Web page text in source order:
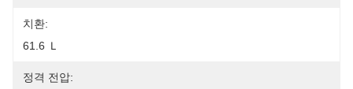
치환:
61.6 Ｌ
정격 전압: